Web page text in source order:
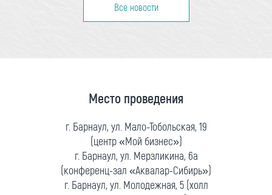
Все новости
Место проведения
г. Барнаул, ул. Мало-Тобольская, 19
(центр «Мой бизнес»)
г. Барнаул, ул. Мерзликина, 6а
(конференц-зал «Аквалар-Сибирь»)
г. Барнаул, ул. Молодежная, 5 (холл